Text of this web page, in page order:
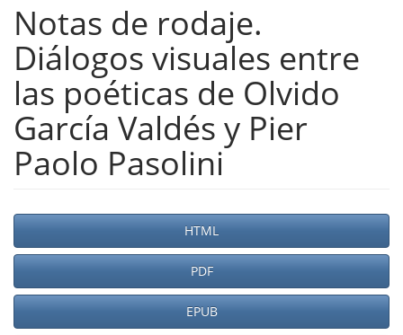
Notas de rodaje.
Diálogos visuales entre
las poéticas de Olvido
Garcí­a Valdés y Pier
Paolo Pasolini
Barra
lateral
del
artículo
HTML
PDF
EPUB